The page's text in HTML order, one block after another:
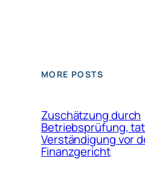
MORE POSTS
Zuschätzung durch
Betriebsprüfung,
Verständigung vor
Finanzgericht